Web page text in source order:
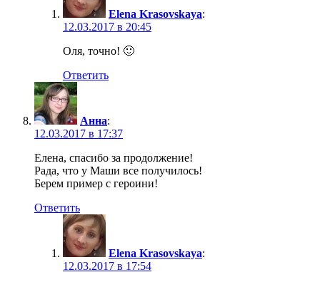
Elena Krasovskaya:
12.03.2017 в 20:45
Оля, точно! 🙂
Ответить
Анна:
12.03.2017 в 17:37
Елена, спасибо за продолжение!
Рада, что у Маши все получилось!
Берем пример с героини!
Ответить
Elena Krasovskaya:
12.03.2017 в 17:54